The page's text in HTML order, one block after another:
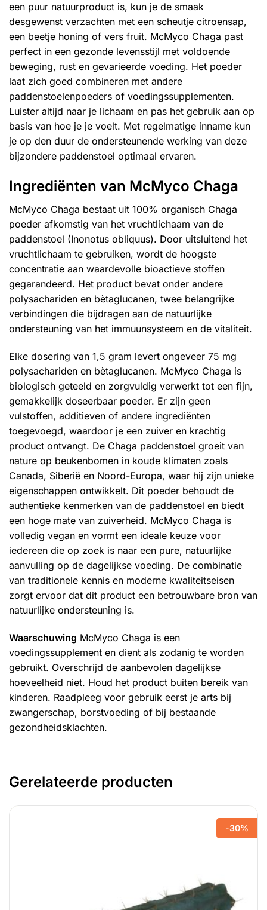
een puur natuurproduct is, kun je de smaak
desgewenst verzachten met een scheutje citroensap,
een beetje honing of vers fruit. McMyco Chaga past
perfect in een gezonde levensstijl met voldoende
beweging, rust en gevarieerde voeding. Het poeder
laat zich goed combineren met andere
paddenstoelenpoeders of voedingssupplementen.
Luister altijd naar je lichaam en pas het gebruik aan op
basis van hoe je je voelt. Met regelmatige inname kun
je op den duur de ondersteunende werking van deze
bijzondere paddenstoel optimaal ervaren.
Ingrediënten van McMyco Chaga
McMyco Chaga bestaat uit 100% organisch Chaga
poeder afkomstig van het vruchtlichaam van de
paddenstoel (Inonotus obliquus). Door uitsluitend het
vruchtlichaam te gebruiken, wordt de hoogste
concentratie aan waardevolle bioactieve stoffen
gegarandeerd. Het product bevat onder andere
polysachariden en bètaglucanen, twee belangrijke
verbindingen die bijdragen aan de natuurlijke
ondersteuning van het immuunsysteem en de vitaliteit.
Elke dosering van 1,5 gram levert ongeveer 75 mg
polysachariden en bètaglucanen. McMyco Chaga is
biologisch geteeld en zorgvuldig verwerkt tot een fijn,
gemakkelijk doseerbaar poeder. Er zijn geen
vulstoffen, additieven of andere ingrediënten
toegevoegd, waardoor je een zuiver en krachtig
product ontvangt. De Chaga paddenstoel groeit van
nature op beukenbomen in koude klimaten zoals
Canada, Siberië en Noord-Europa, waar hij zijn unieke
eigenschappen ontwikkelt. Dit poeder behoudt de
authentieke kenmerken van de paddenstoel en biedt
een hoge mate van zuiverheid. McMyco Chaga is
volledig vegan en vormt een ideale keuze voor
iedereen die op zoek is naar een pure, natuurlijke
aanvulling op de dagelijkse voeding. De combinatie
van traditionele kennis en moderne kwaliteitseisen
zorgt ervoor dat dit product een betrouwbare bron van
natuurlijke ondersteuning is.
Waarschuwing McMyco Chaga is een
voedingssupplement en dient als zodanig te worden
gebruikt. Overschrijd de aanbevolen dagelijkse
hoeveelheid niet. Houd het product buiten bereik van
kinderen. Raadpleeg voor gebruik eerst je arts bij
zwangerschap, borstvoeding of bij bestaande
gezondheidsklachten.
Gerelateerde producten
-30%